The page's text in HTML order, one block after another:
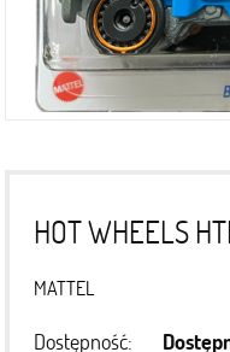
HOT WHEELS
MATTEL
Dostępność: